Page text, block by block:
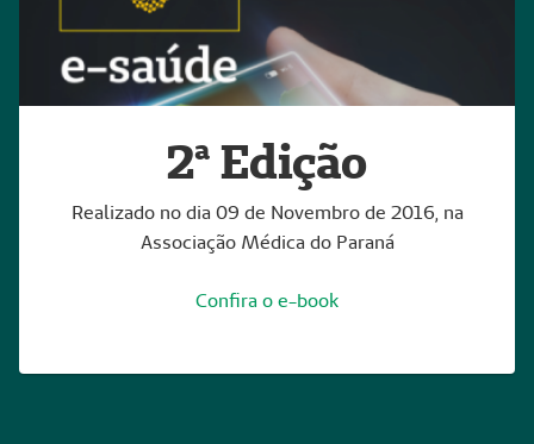
2ª Edição
Realizado no dia 09 de Novembro de 2016, na
Associação Médica do Paraná
Confira o e-book